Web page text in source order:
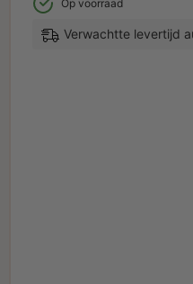
Op voorraad
Verwachtte levertijd